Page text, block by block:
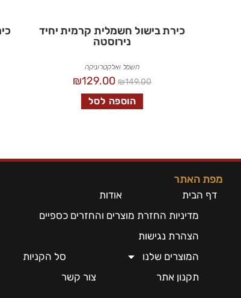
כירת בישול חשמלית קרמית יחיד
נירוסטה
חשמל ואלקטרוניקה
₪149.00
₪129.00
הוספה לסל
מפת האתר
דף הבית
אודות
מדיניות החזרת מוצרים והחזרים כספיים
הצהרת נגישות
המוצרים שלנו
סל הקניות
תקנון אתר
צור קשר